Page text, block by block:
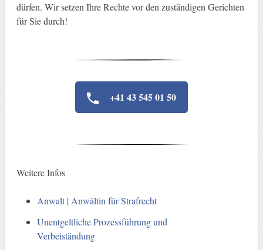
dürfen. Wir setzen Ihre Rechte vor den zuständigen Gerichten
für Sie durch!
+41 43 545 01 50
Weitere Infos
Anwalt | Anwältin für Strafrecht
Unentgeltliche Prozessführung und
Verbeiständung